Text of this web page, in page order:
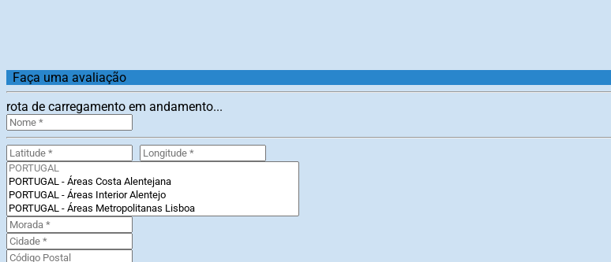
Faça uma avaliação
rota de carregamento em andamento...